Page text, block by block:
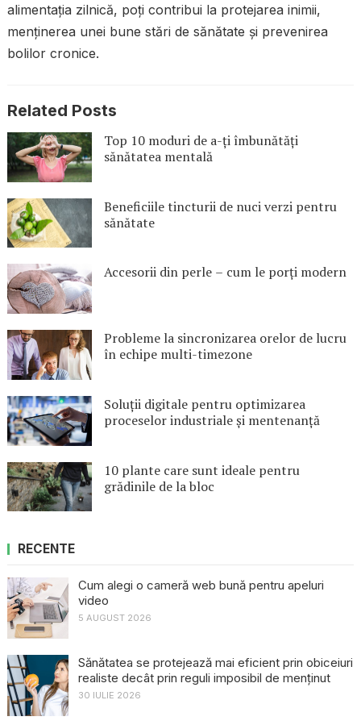
alimentația zilnică, poți contribui la protejarea inimii,
menținerea unei bune stări de sănătate și prevenirea
bolilor cronice.
Related Posts
Top 10 moduri de a-ți îmbunătăți
sănătatea mentală
Beneficiile tincturii de nuci verzi pentru
sănătate
Accesorii din perle – cum le porți modern
Probleme la sincronizarea orelor de lucru
în echipe multi-timezone
Soluții digitale pentru optimizarea
proceselor industriale și mentenanță
10 plante care sunt ideale pentru
grădinile de la bloc
RECENTE
Cum alegi o cameră web bună pentru apeluri
video
5 AUGUST 2026
Sănătatea se protejează mai eficient prin obiceiuri
realiste decât prin reguli imposibil de menținut
30 IULIE 2026